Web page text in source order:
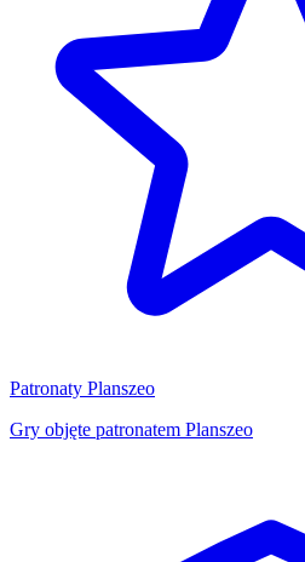
Patronaty Planszeo
Gry objęte patronatem Planszeo